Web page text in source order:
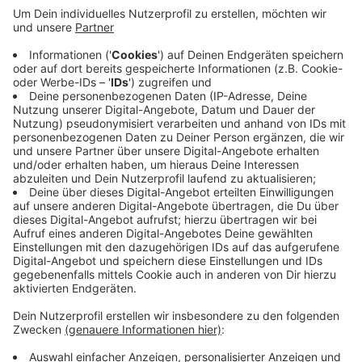
Gaststätte unvermittelt auf die Straße. Eine der
Helfern aufwändig geborgen werden. Die beiden
22-jährigen Unfallopfer wurden ins Krankenhaus
gebracht, genau wie der Autofahrer, der einen
Schock erlitt, und eine Zeugin, die sich durch einen
Sprung zur Seite gerettet und dabei verletzt
hatte.
Veröffentlicht:Montag, 26.08.2019 06:17
Anzeige
Anzeige